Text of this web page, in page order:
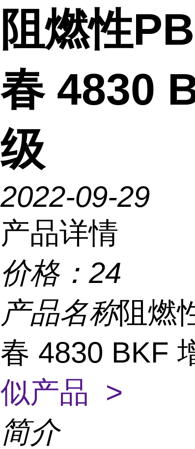
阻燃性
春 4830
级
2022-09-29
产品详情
价格： 24
产品名称阻燃
春 4830 BKF
似产品 >
简介